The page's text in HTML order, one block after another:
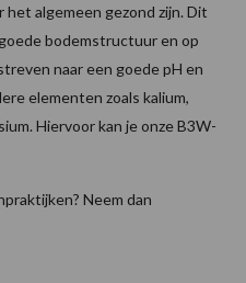
algemeen gezond zijn. Dit
bodemstructuur en op
naar een goede pH en
elementen zoals kalium,
Hiervoor kan je onze B3W-
Neem dan